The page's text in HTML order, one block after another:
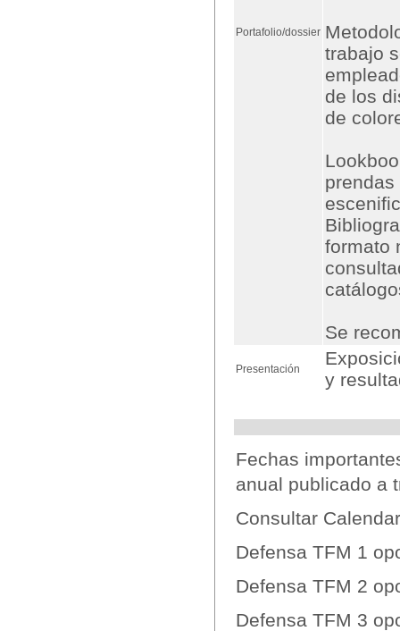
Portafolio/dossier
trabajo
de los
de
formato
Se
Presentación
y
Fechas
anual publicado a
Consultar
Defensa TFM 1
Defensa TFM 2
Defensa TFM 3